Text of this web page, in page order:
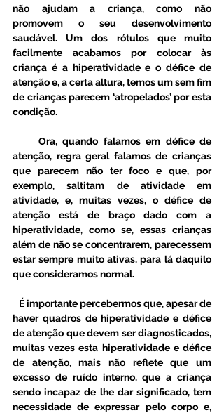
não ajudam a criança, como não
promovem o seu desenvolvimento
saudável. Um dos rótulos que muito
facilmente acabamos por colocar às
criança é a hiperatividade e o défice de
atenção e, a certa altura, temos um sem fim
de crianças parecem ‘atropelados’ por esta
condição.
atenção, regra geral falamos de crianças
que parecem não ter foco e que, por
exemplo, saltitam de atividade em
atividade, e, muitas vezes, o défice de
atenção está de braço dado com a
hiperatividade, como se, essas crianças
além de não se concentrarem, parecessem
estar sempre muito ativas, para lá daquilo
que consideramos normal.
haver quadros de hiperatividade e défice
de atenção que devem ser diagnosticados,
muitas vezes esta hiperatividade e défice
de atenção, mais não reflete que um
excesso de ruído interno, que a criança
sendo incapaz de lhe dar significado, tem
necessidade de expressar pelo corpo e,